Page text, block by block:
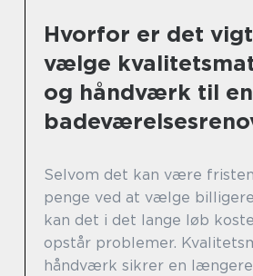
Hvorfor er det
vælge
og håndværk til
Selvom det kan være
penge ved at vælge
kan det i det lange løb
opstår problemer.
håndværk sikrer en